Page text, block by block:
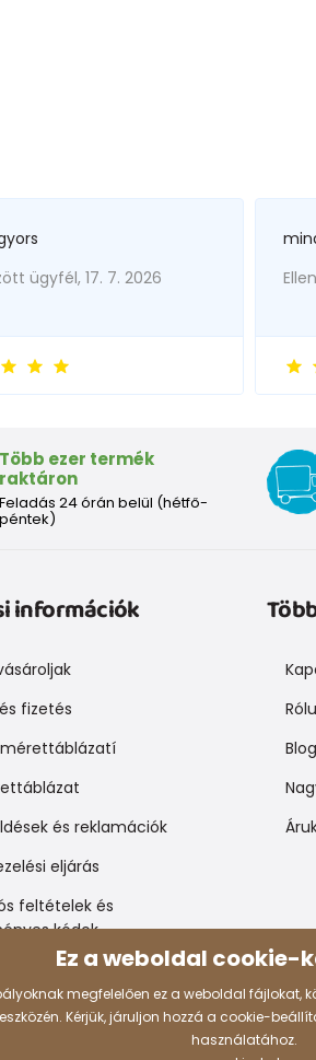
ügyfél, 17. 7. 2026
Több ezer termék
raktáron
Feladás 24 órán belül (hétfő-
péntek)
információk
fizetés
és reklamációk
eljárás
feltételek és
kódok
Blog
Ez a weboldal cookie-
megfelelően ez a weboldal fájlokat,
Kérjük, járuljon hozzá a cookie-
használatához.